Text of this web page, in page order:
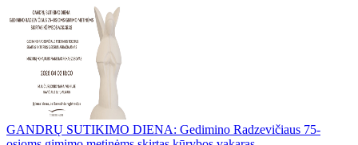
GANDRŲ SUTIKIMO DIENA: Gedimino Radzevičiaus 75-